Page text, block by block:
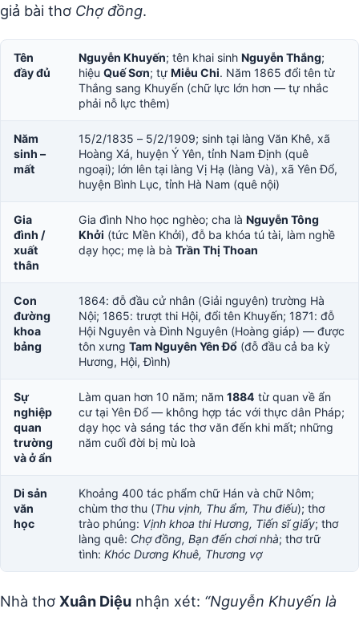
giả bài thơ Chợ đồng.
Tên
đầy đủ
Nguyễn Khuyến; tên khai sinh Nguyễn Thắng;
hiệu Quế Sơn; tự Miễu Chi. Năm 1865 đổi tên từ
Thắng sang Khuyến (chữ lực lớn hơn — tự nhắc
phải nỗ lực thêm)
Năm
sinh –
mất
15/2/1835 – 5/2/1909; sinh tại làng Văn Khê, xã
Hoàng Xá, huyện Ý Yên, tỉnh Nam Định (quê
ngoại); lớn lên tại làng Vị Hạ (làng Và), xã Yên Đổ,
huyện Bình Lục, tỉnh Hà Nam (quê nội)
Gia
đình /
xuất
thân
Gia đình Nho học nghèo; cha là Nguyễn Tông
Khởi (tức Mền Khởi), đỗ ba khóa tú tài, làm nghề
dạy học; mẹ là bà Trần Thị Thoan
Con
đường
khoa
bảng
1864: đỗ đầu cử nhân (Giải nguyên) trường Hà
Nội; 1865: trượt thi Hội, đổi tên Khuyến; 1871: đỗ
Hội Nguyên và Đình Nguyên (Hoàng giáp) — được
tôn xưng Tam Nguyên Yên Đổ (đỗ đầu cả ba kỳ
Hương, Hội, Đình)
Sự
nghiệp
quan
trường
và ở ẩn
Làm quan hơn 10 năm; năm 1884 từ quan về ẩn
cư tại Yên Đổ — không hợp tác với thực dân Pháp;
dạy học và sáng tác thơ văn đến khi mất; những
năm cuối đời bị mù loà
Di sản
văn
học
Khoảng 400 tác phẩm chữ Hán và chữ Nôm;
chùm thơ thu (Thu vịnh, Thu ẩm, Thu điếu); thơ
trào phúng: Vịnh khoa thi Hương, Tiến sĩ giấy; thơ
làng quê: Chợ đồng, Bạn đến chơi nhà; thơ trữ
tình: Khóc Dương Khuê, Thương vợ
Nhà thơ Xuân Diệu nhận xét: “Nguyễn Khuyến là